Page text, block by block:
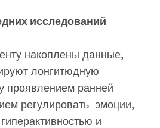
исследований
накоплены данные,
лонгитюдную
проявлением ранней
регулировать эмоции,
и